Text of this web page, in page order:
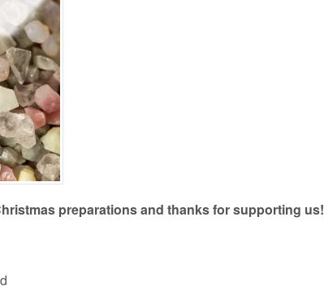
preparations and thanks for supporting us!